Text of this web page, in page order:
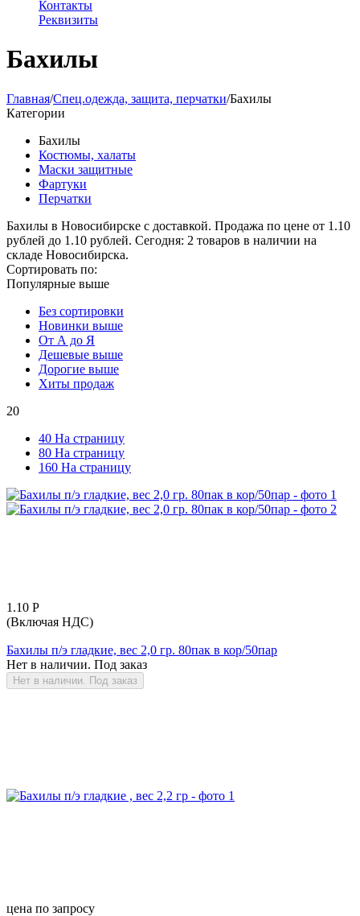
Контакты
Реквизиты
Бахилы
Главная/Спец.одежда, защита, перчатки/Бахилы
Категории
Бахилы
Костюмы, халаты
Маски защитные
Фартуки
Перчатки
Бахилы в Новосибирске с доставкой. Продажа по цене от 1.10
рублей до 1.10 рублей. Сегодня: 2 товаров в наличии на
складе Новосибирска.
Сортировать по:
Популярные выше
Без сортировки
Новинки выше
От А до Я
Дешевые выше
Дорогие выше
Хиты продаж
20
40 На страницу
80 На страницу
160 На страницу
1.10 Р
(Включая НДС)
Бахилы п/э гладкие, вес 2,0 гр. 80пак в кор/50пар
Нет в наличии. Под заказ
Нет в наличии. Под заказ
цена по запросу